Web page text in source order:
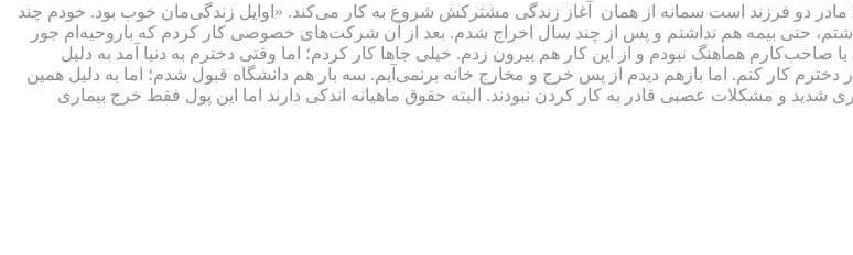
می‌کند و حالا مادر دو فرزند است سمانه از همان آغاز زندگی مشترکش شروع به کار می‌کند. «اوایل زندگی‌مان خوب بود. خودم چند
حتی بیمه هم نداشتم و پس از چند سال اخراج شدم. بعد از آن شرکت‌های خصوصی کار کردم که باروحیه‌ام جور
صاحب‌کارم هماهنگ نبودم و از این کار هم بیرون زدم. خیلی جاها کار کردم؛ اما وقتی دخترم به دنیا آمد به دلیل
کار کنم. اما بازهم دیدم از پس خرج و مخارج خانه برنمی‌آیم. سه بار هم دانشگاه قبول شدم؛ اما به دلیل همین
شدید و مشکلات عصبی قادر به کار کردن نبودند. البته حقوق ماهیانه اندکی دارند اما این پول فقط خرج بیماری